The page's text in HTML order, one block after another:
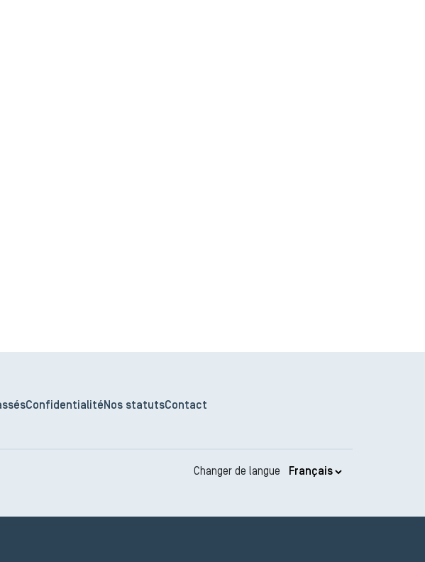
Confidentialité Nos statutsContact
Changer de langue